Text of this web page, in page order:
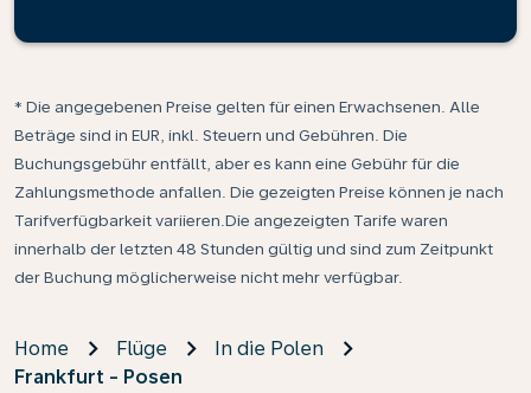
* Die angegebenen Preise gelten für einen Erwachsenen. Alle
Beträge sind in EUR, inkl. Steuern und Gebühren. Die
Buchungsgebühr entfällt, aber es kann eine Gebühr für die
Zahlungsmethode anfallen. Die gezeigten Preise können je nach
Tarifverfügbarkeit variieren.Die angezeigten Tarife waren
innerhalb der letzten 48 Stunden gültig und sind zum Zeitpunkt
der Buchung möglicherweise nicht mehr verfügbar.
Home Flüge
In die Polen
Frankfurt - Posen